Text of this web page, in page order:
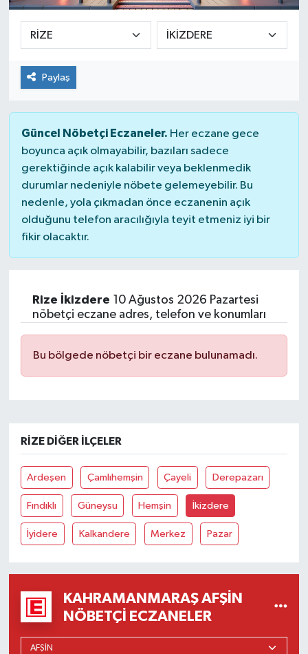
Paylaş
Güncel Nöbetçi Eczaneler. Her eczane gece
boyunca açık olmayabilir, bazıları sadece
gerektiğinde açık kalabilir veya beklenmedik
durumlar nedeniyle nöbete gelemeyebilir. Bu
nedenle, yola çıkmadan önce eczanenin açık
olduğunu telefon aracılığıyla teyit etmeniz iyi bir
fikir olacaktır.
Rize İkizdere 10 Ağustos 2026 Pazartesi
nöbetçi eczane adres, telefon ve konumları
Bu bölgede nöbetçi bir eczane bulunamadı.
RIZE DIĞER İLÇELER
Ardeşen Çamlıhemşin Çayeli Derepazarı
Fındıklı Güneysu Hemşin İkizdere
İyidere Kalkandere Merkez Pazar
KAHRAMANMARAŞ AFŞIN
NÖBETÇI ECZANELER